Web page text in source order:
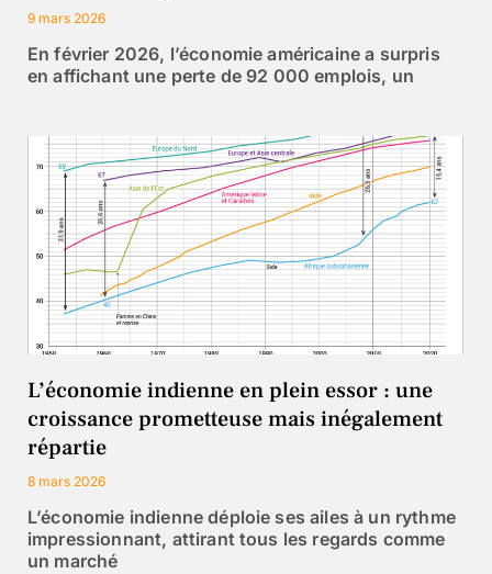
9 mars 2026
En février 2026, l’économie américaine a surpris
en affichant une perte de 92 000 emplois, un
L’économie indienne en plein essor : une
croissance prometteuse mais inégalement
répartie
8 mars 2026
L’économie indienne déploie ses ailes à un rythme
impressionnant, attirant tous les regards comme
un marché